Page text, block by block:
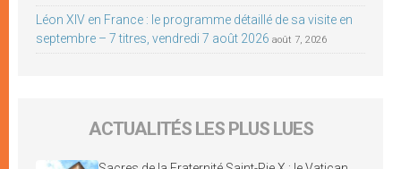
Léon XIV en France : le programme détaillé de sa visite en
septembre – 7 titres, vendredi 7 août 2026 août 7, 2026
ACTUALITÉS LES PLUS LUES